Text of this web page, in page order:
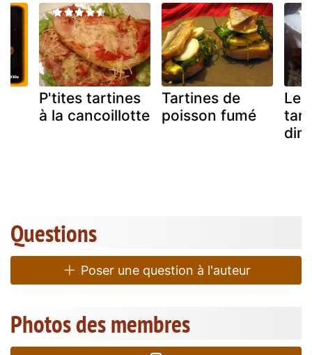
P'tites tartines
à la cancoillotte
Tartines de
poisson fumé
Questions
Poser une question à l'auteur
Photos des membres